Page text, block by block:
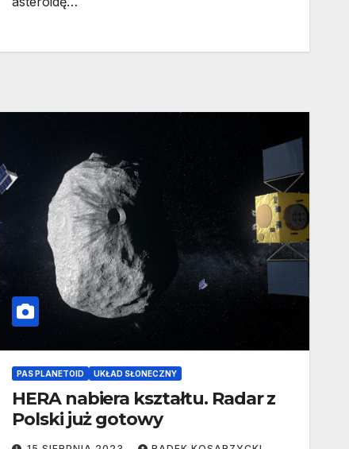
PAS PLANETOID UKŁAD SŁONECZNY
HERA nabiera kształtu. Radar z
Polski już gotowy